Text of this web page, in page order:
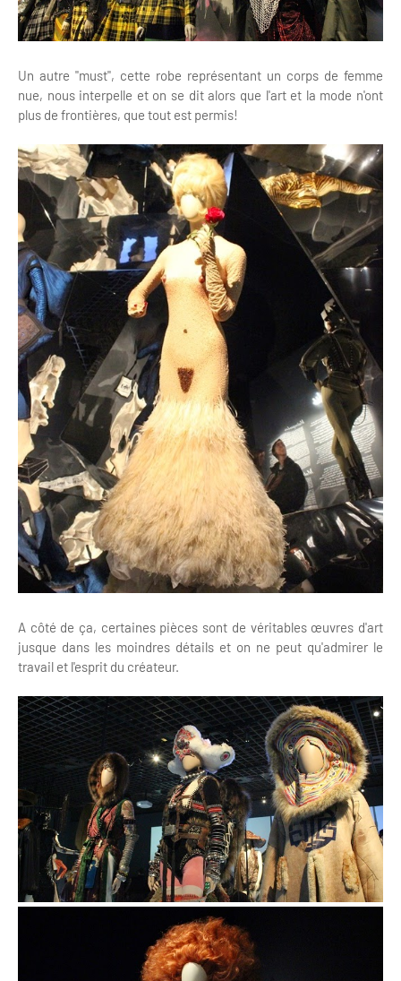
Un autre "must", cette robe représentant un corps de femme
nue, nous interpelle et on se dit alors que l'art et la mode n'ont
plus de frontières, que tout est permis!
A côté de ça, certaines pièces sont de véritables œuvres d'art
jusque dans les moindres détails et on ne peut qu'admirer le
travail et l'esprit du créateur.